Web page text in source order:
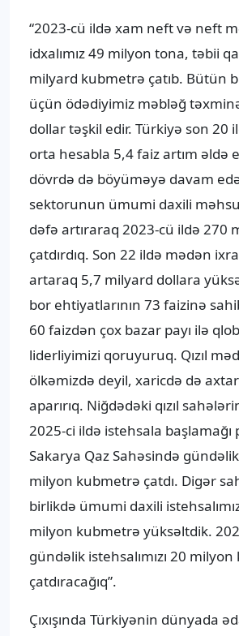
“2023-cü ildə xam neft və neft
idxalımız 49 milyon tona, təbii
milyard kubmetrə çatıb. Bütün
üçün ödədiyimiz məbləğ
dollar təşkil edir. Türkiyə son 20
orta hesabla 5,4 faiz artım əldə
dövrdə də böyüməyə davam
sektorunun ümumi daxili
dəfə artıraraq 2023-cü ildə 270
çatdırdıq. Son 22 ildə mədən
artaraq 5,7 milyard dollara
bor ehtiyatlarının 73 faizinə
60 faizdən çox bazar payı ilə
liderliyimizi qoruyuruq. Qızıl
ölkəmizdə deyil, xaricdə də
aparırıq. Niğdədəki qızıl
2025-ci ildə istehsala başlamağı
Sakarya Qaz Sahəsində gündəlik
milyon kubmetrə çatdı. Digər
birlikdə ümumi daxili
milyon kubmetrə yüksəltdik.
gündəlik istehsalımızı 20
çatdıracağıq”.
Çıxışında Türkiyənin dünyada